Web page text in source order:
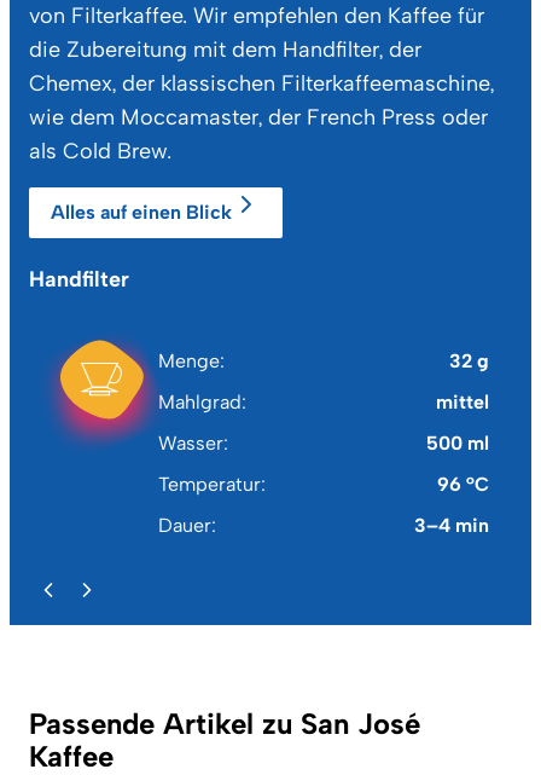
von Filterkaffee. Wir empfehlen den Kaffee für
die Zubereitung mit dem Handfilter, der
Chemex, der klassischen Filterkaffeemaschine,
wie dem Moccamaster, der French Press oder
als Cold Brew.
Alles auf einen Blick
Handfilter
Menge
32 g
Mahlgrad
mittel
Wasser
500 ml
Temperatur
96 °C
Dauer
3–4 min
Passende Artikel zu San José
Kaffee